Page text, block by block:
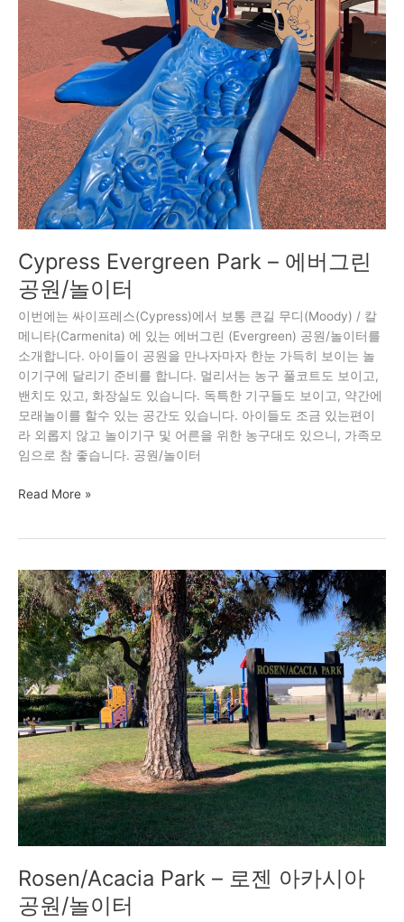
Cypress Evergreen Park – 에버그린
공원/놀이터
이번에는 싸이프레스(Cypress)에서 보통 큰길 무디(Moody) / 칼
메니타(Carmenita) 에 있는 에버그린 (Evergreen) 공원/놀이터를
소개합니다. 아이들이 공원을 만나자마자 한눈 가득히 보이는 놀
이기구에 달리기 준비를 합니다. 멀리서는 농구 풀코트도 보이고,
밴치도 있고, 화장실도 있습니다. 독특한 기구들도 보이고, 약간에
모래놀이를 할수 있는 공간도 있습니다. 아이들도 조금 있는편이
라 외롭지 않고 놀이기구 및 어른을 위한 농구대도 있으니, 가족모
임으로 참 좋습니다. 공원/놀이터
Read More »
Rosen/Acacia Park – 로젠 아카시아
공원/놀이터
Rosen/Acacia
Park
–
로
젠
아
카
시
아
공
원/
놀
이
터